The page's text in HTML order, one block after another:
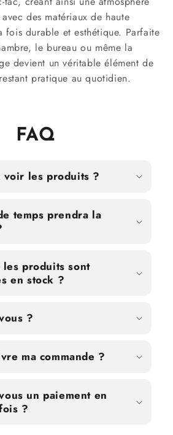
des matériaux de haute
durable et esthétique. Parfaite
le bureau ou même la
devient un véritable élément de
pratique au quotidien.
FAQ
voir les produits ?
temps prendra la
les produits sont
en stock ?
?
ma commande ?
un paiement en
?